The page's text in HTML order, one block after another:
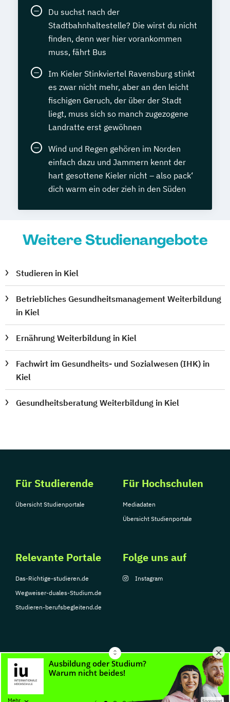
Mehr Sponsored
Du suchst nach der
Stadtbahnhaltestelle? Die wirst du nicht
finden, denn wer hier vorankommen
muss, fährt Bus
Im Kieler Stinkviertel Ravensburg stinkt
es zwar nicht mehr, aber an den leicht
fischigen Geruch, der über der Stadt
liegt, muss sich so manch zugezogene
Landratte erst gewöhnen
Wind und Regen gehören im Norden
einfach dazu und Jammern kennt der
hart gesottene Kieler nicht – also pack‘
dich warm ein oder zieh in den Süden
Weitere Studienangebote
Studieren in Kiel
Betriebliches Gesundheitsmanagement Weiterbildung
in Kiel
Ernährung Weiterbildung in Kiel
Fachwirt im Gesundheits- und Sozialwesen (IHK) in
Kiel
Gesundheitsberatung Weiterbildung in Kiel
Für Studierende
Übersicht Studienportale
Für Hochschulen
Mediadaten
Übersicht Studienportale
Relevante Portale
Das-Richtige-studieren.de
Wegweiser-duales-Studium.de
Studieren-berufsbegleitend.de
Folge uns auf
Instagram
© Copyright 2026, TarGroup Media GmbH
Nutzungsbedingungen